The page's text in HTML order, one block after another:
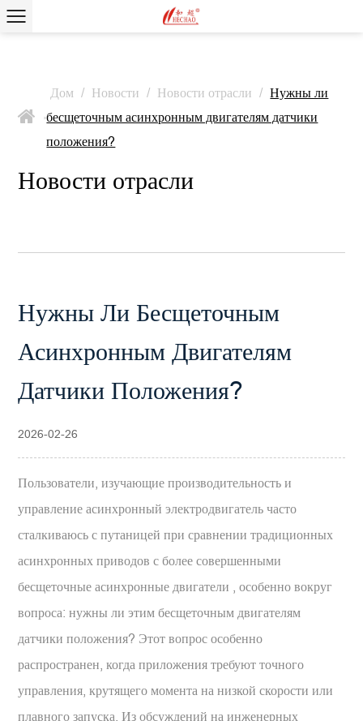
>
Дом / Новости / Новости отрасли / Нужны ли
бесщеточным асинхронным двигателям датчики
положения?
Новости отрасли
Нужны Ли Бесщеточным
Асинхронным Двигателям
Датчики Положения?
2026-02-26
Пользователи, изучающие производительность и
управлениеасинхронный электродвигательчасто
сталкиваюсь с путаницей при сравнении традиционных
асинхронных приводов с более совершенными
бесщеточные асинхронные двигатели
, особенно вокруг
вопроса: нужны ли этим бесщеточным двигателям
датчики положения? Этот вопрос особенно
распространен, когда приложения требуют точного
управления, крутящего момента на низкой скорости или
плавного запуска. Из обсуждений на инженерных